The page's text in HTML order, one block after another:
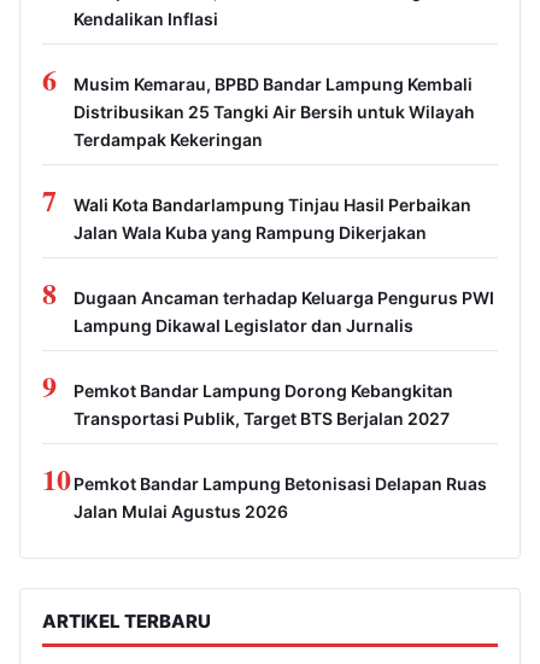
Kendalikan Inflasi
6
Musim Kemarau, BPBD Bandar Lampung Kembali
Distribusikan 25 Tangki Air Bersih untuk Wilayah
Terdampak Kekeringan
7
Wali Kota Bandarlampung Tinjau Hasil Perbaikan
Jalan Wala Kuba yang Rampung Dikerjakan
8
Dugaan Ancaman terhadap Keluarga Pengurus PWI
Lampung Dikawal Legislator dan Jurnalis
9
Pemkot Bandar Lampung Dorong Kebangkitan
Transportasi Publik, Target BTS Berjalan 2027
10Pemkot Bandar Lampung Betonisasi Delapan Ruas
Jalan Mulai Agustus 2026
ARTIKEL TERBARU